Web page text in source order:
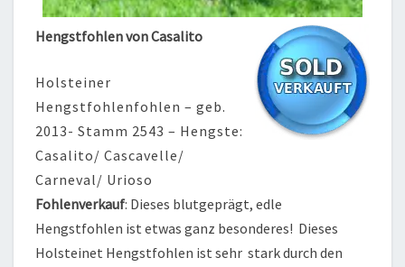
Hengstfohlen von Casalito
Holsteiner
Hengstfohlenfohlen – geb.
2013- Stamm 2543 – Hengste:
Casalito/ Cascavelle/
Carneval/ Urioso
Fohlenverkauf: Dieses blutgeprägt, edle
Hengstfohlen ist etwas ganz besonderes! Dieses
Holsteinet Hengstfohlen ist sehr stark durch den